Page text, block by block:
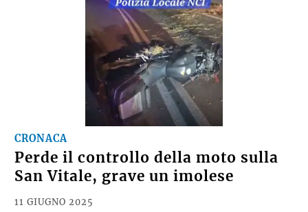
CRONACA
Perde il controllo della moto sulla
San Vitale, grave un imolese
11 GIUGNO 2025